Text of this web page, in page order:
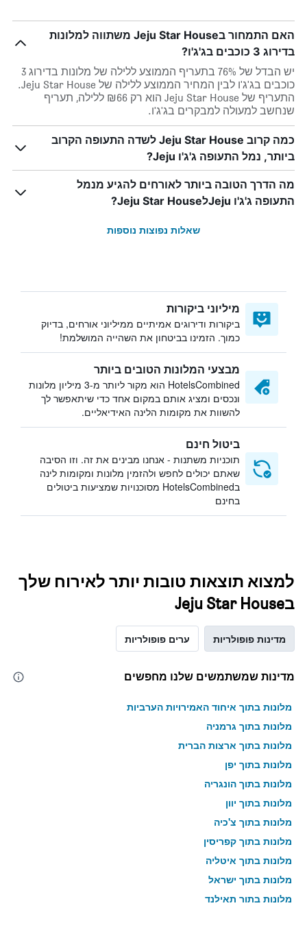
האם התמחור בJeju Star House משתווה למלונות
בדירוג 3 כוכבים בג'ג'ו?
יש הבדל של 76% בתעריף הממוצע ללילה של מלונות בדירוג 3
כוכבים בג'ג'ו לבין המחיר הממוצע ללילה של Jeju Star House.
התעריף של Jeju Star House הוא רק ₪66 ללילה, תעריף
שנחשב למעולה למבקרים בג'ג'ו.
כמה קרוב Jeju Star House לשדה התעופה הקרוב
ביותר, נמל התעופה ג'ג'ו Jeju?
מה הדרך הטובה ביותר לאורחים להגיע מנמל
התעופה ג'ג'ו JejuלJeju Star House?
שאלות נפוצות נוספות
מיליוני ביקורות
ביקורות ודירוגים אמיתיים ממיליוני אורחים, בדיוק
כמוך. הזמינו בביטחון את השהייה המושלמת!
מבצעי המלונות הטובים ביותר
HotelsCombined הוא מקור ליותר מ-3 מיליון מלונות
ונכסים ומציג אותם במקום אחד כדי שיתאפשר לך
להשוות את מקומות הלינה האידיאליים.
ביטול חינם
תוכניות משתנות - אנחנו מבינים את זה. וזו הסיבה
שאתם יכולים לחפש ולהזמין מלונות ומקומות לינה
בHotelsCombined מסוכנויות שמציעות ביטולים
בחינם
למצוא תוצאות טובות יותר לאירוח שלך
בJeju Star House
מדינות פופולריות ערים פופולריות
מדינות שמשתמשים שלנו מחפשים
מלונות בתוך איחוד האמירויות הערביות
מלונות בתוך גרמניה
מלונות בתוך ארצות הברית
מלונות בתוך יפן
מלונות בתוך הונגריה
מלונות בתוך יוון
מלונות בתוך צ'כיה
מלונות בתוך קפריסין
מלונות בתוך איטליה
מלונות בתוך ישראל
מלונות בתוך תאילנד